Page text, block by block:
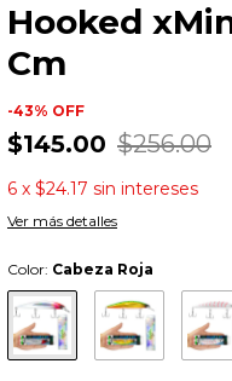
Hooked
Cm
-43% OFF
$145.00 $256.00
6 x $24.17 sin intereses
Ver más detalles
Color: Cabeza Roja